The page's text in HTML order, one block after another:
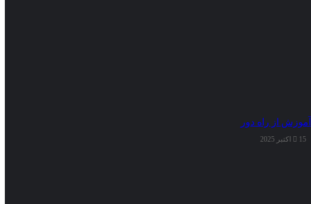
آموزش از راه دور
15 اکتبر 2025